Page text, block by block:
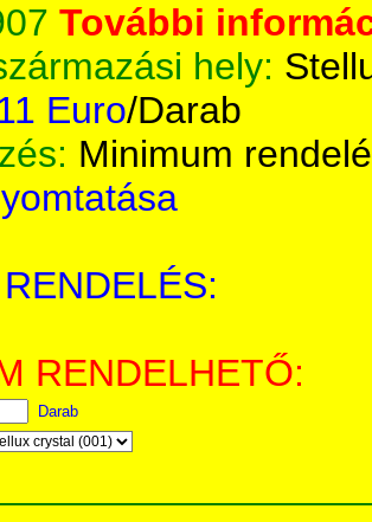
További
hely:
Euro/Darab
Minimum
RENDELHETŐ:
Darab